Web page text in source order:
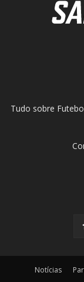
Tudo sobre
Notícias